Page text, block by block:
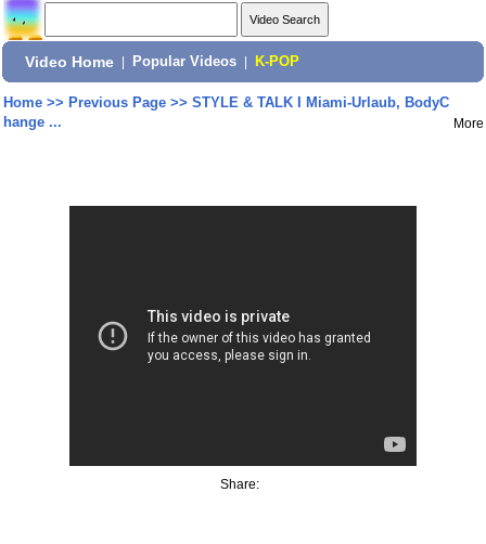
Video Home Popular Videos K-POP
Home>> Previous Page>> STYLE & TALK I Miami-Urlaub, BodyC
hange ...
More
Share: